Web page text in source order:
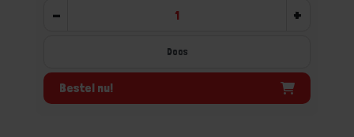
- +
Doos
Bestel nu!